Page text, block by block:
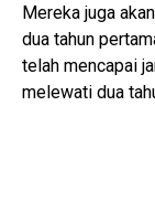
Mereka juga
dua tahun
telah mencapai
melewati dua